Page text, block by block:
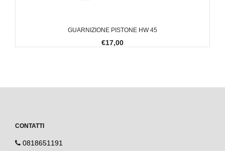
GUARNIZIONE PISTONE HW 45
€17,00
CONTATTI
0818651191